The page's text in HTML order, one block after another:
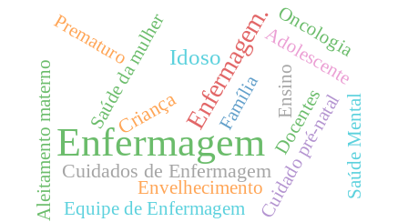
Enfermagem
Enfermagem.
Idoso
Cuidados de Enfermagem
Criança Cuidado pré-natal
Envelhecimento
Saúde da mulher Adolescente
Família
Aleitamento materno Equipe de Enfermagem
Ensino
Oncologia
Docentes
Prematuro
Saúde Mental